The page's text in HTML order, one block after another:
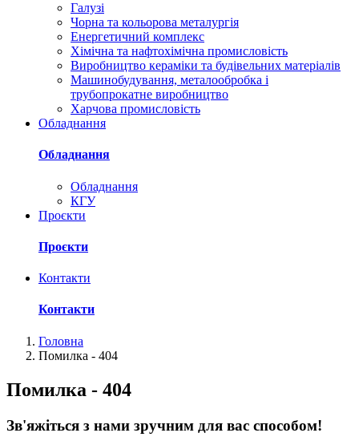
Галузі
Чорна та кольорова металургія
Енергетичний комплекс
Хімічна та нафтохімічна промисловість
Виробництво кераміки та будівельних матеріалів
Машинобудування, металообробка і
трубопрокатне виробництво
Харчова промисловість
Обладнання
Обладнання
Обладнання
КГУ
Проєкти
Проєкти
Контакти
Контакти
Головна
Помилка - 404
Помилка - 404
Зв'яжіться з нами зручним для вас способом!